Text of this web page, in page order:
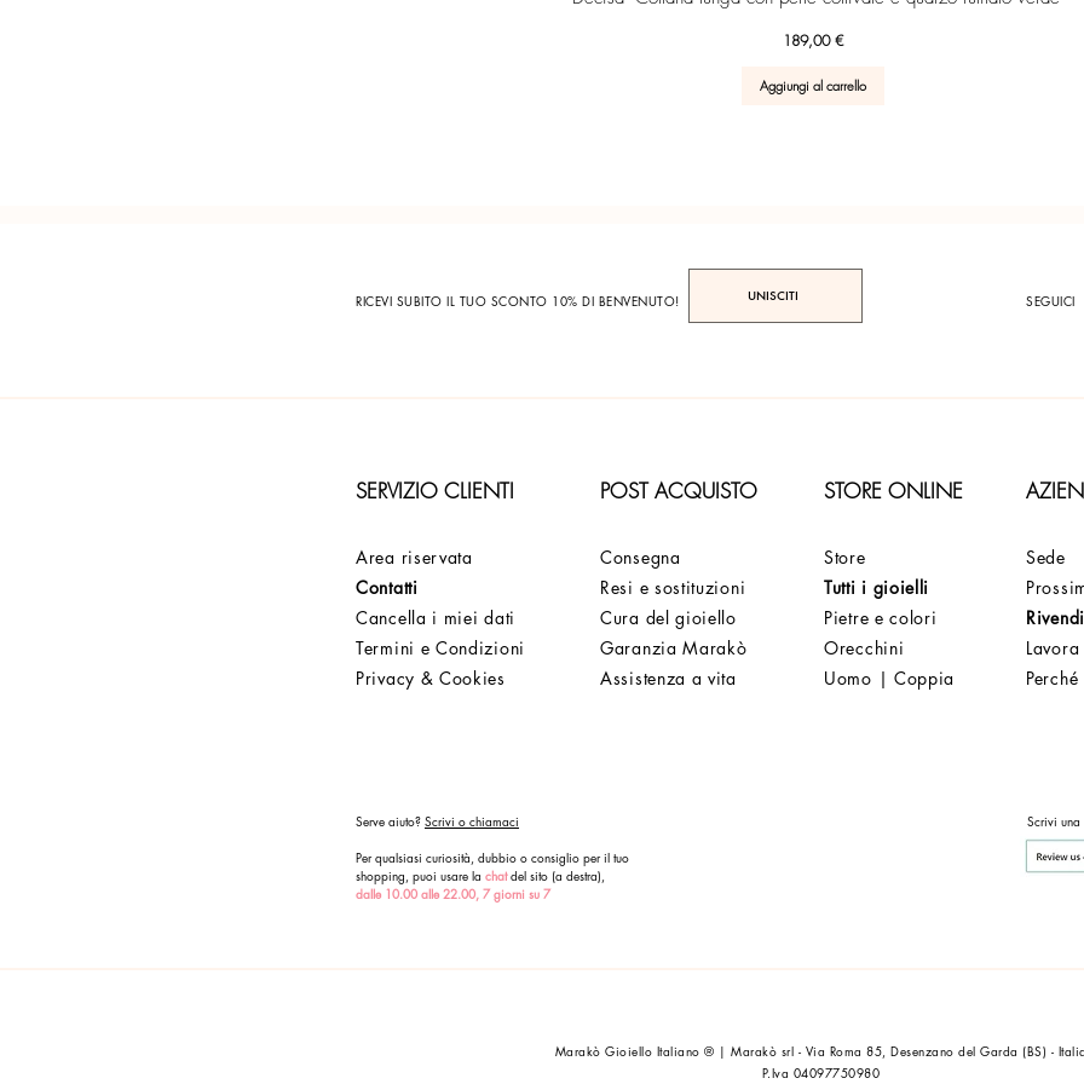
Prezzo
189,00 €
Aggiungi al carrello
RICEVI SUBITO IL TUO SCONTO 10% DI BENVENUTO! UNISCITI SEGUICI
SERVIZIO CLIENTI POST ACQUISTO STORE ONLINE
Area riservata
Contatti
Cancella i miei dati
Termini e Condizioni
Privacy & Cookies
Consegna
Resi e sostituzioni
Cura del gioiello
Garanzia Marakò
Assistenza a vita
Store
Tutti i gioielli
Pietre e colori
Orecchini
Uomo | Coppia
Sede
Serve aiuto? Scrivi o chiamaci
Per qualsiasi curiosità, dubbio o consiglio per il tuo
shopping, puoi usare la chatdel sito (a destra),
dalle 10.00 alle 22.00, 7 giorni su 7
Scrivi una
Marakò Gioiello Italiano ® | Marakò srl - Via Roma 85, Desenzano del Garda (BS) -
P.Iva 04097750980